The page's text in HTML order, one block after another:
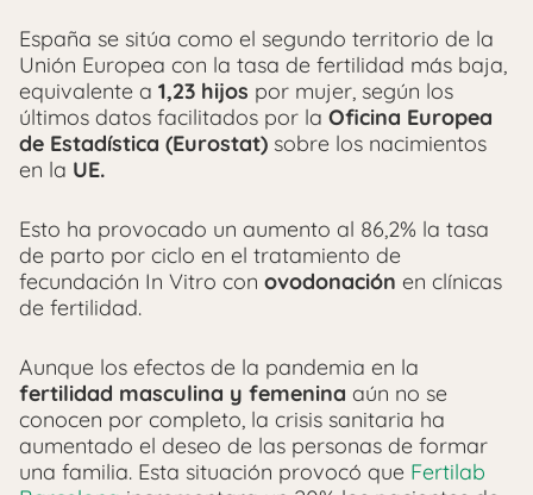
España se sitúa como el segundo territorio de la
Unión Europea con la tasa de fertilidad más baja,
equivalente a 1,23 hijos por mujer, según los
últimos datos facilitados por la Oficina Europea
de Estadística (Eurostat) sobre los nacimientos
en la UE.
Esto ha provocado un aumento al 86,2% la tasa
de parto por ciclo en el tratamiento de
fecundación In Vitro con ovodonación en clínicas
de fertilidad.
Aunque los efectos de la pandemia en la
fertilidad masculina y femenina aún no se
conocen por completo, la crisis sanitaria ha
aumentado el deseo de las personas de formar
una familia. Esta situación provocó que Fertilab